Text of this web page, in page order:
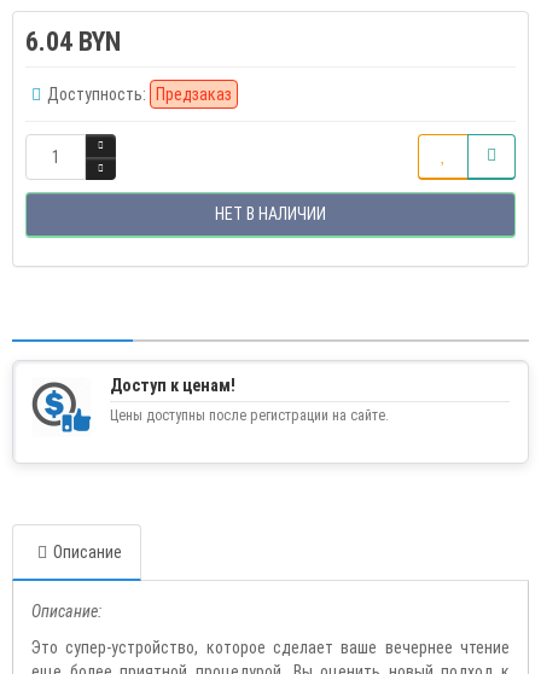
6.04 BYN
Доступность: Предзаказ
НЕТ В НАЛИЧИИ
Доступ к ценам!
Цены доступны после регистрации на сайте.
Описание
Описание:
Это супер-устройство, которое сделает ваше вечернее чтение